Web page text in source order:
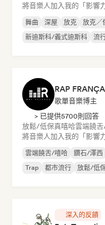
將音樂人加入我的「影響
舞曲 深屋 放克 放克／
新迪斯科/義式迪斯科
流
歌單音樂博主
> 已提供5700則回答
放鬆/低保真嘻哈雲端饒
將音樂人加入我的「影響
雲端饒舌/嘻哈 鑽石/澤西
Trap
都市流行 放鬆/低
深入的反饋